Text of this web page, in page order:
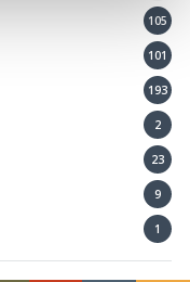
105
101
193
2
23
9
1